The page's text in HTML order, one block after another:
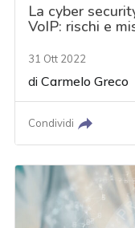
La cyber
VoIP: rischi e
31 Ott 2022
diCarmelo Greco
Condividi